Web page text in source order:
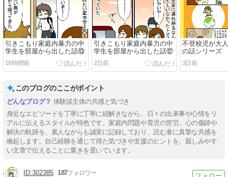
引きこもり家庭内暴力の中
学生を部屋から出した話⑬
18時間前
引きこもり家庭内暴力の中
学生を部屋から出した話⑫
2日前
不登校児が大
の話シリーズ
3日前
このブログのここがポイント
体験談主体の共感と気づき
身近なエピソードを丁寧に丁寧に紐解きながら、日々の出来事や心情をリ
アルに伝えるスタイルが特色です。家庭内問題や育児の苦労、心の傷跡や
解決の軌跡を、素人ながらも誠実に記録しており、読む者に真摯な共感を
喚起します。自己経験を通じて得た気づきや支援のヒントを、親しみやす
い文章で伝えることに重きを置いています。
302385 187